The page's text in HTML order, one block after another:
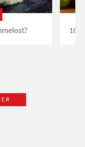
10